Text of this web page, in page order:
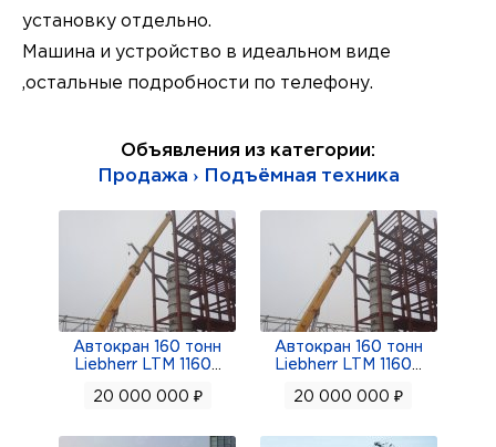
установку отдельно.
Машина и устройство в идеальном виде
,остальные подробности по телефону.
Объявления из категории:
Продажа › Подъёмная техника
Автокран 160 тонн
Liebherr LTM 1160
20 000 000 ₽
Автокран 160 тонн
Liebherr LTM 1160
20 000 000 ₽